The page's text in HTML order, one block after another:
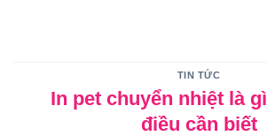
TIN TỨC
In pet chuyển nhiệt là
điều cần biết